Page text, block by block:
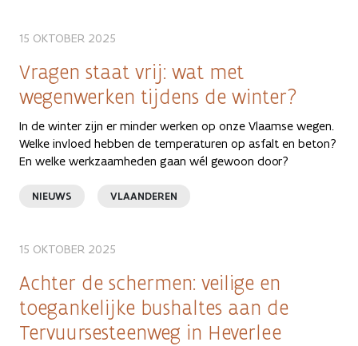
15 OKTOBER 2025
Vragen staat vrij: wat met
wegenwerken tijdens de winter?
In de winter zijn er minder werken op onze Vlaamse wegen.
Welke invloed hebben de temperaturen op asfalt en beton?
En welke werkzaamheden gaan wél gewoon door?
NIEUWS VLAANDEREN
15 OKTOBER 2025
Achter de schermen: veilige en
toegankelijke bushaltes aan de
Tervuursesteenweg in Heverlee